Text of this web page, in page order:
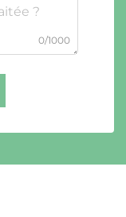
0/1000